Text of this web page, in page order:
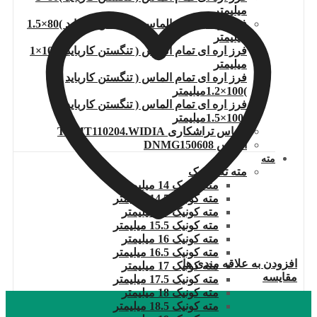
میلیمتر
فرز اره ای تمام الماس ( تنگستن کارباید )80×1.5
میلیمتر
فرز اره ای تمام الماس ( تنگستن کارباید )100×1
میلیمتر
فرز اره ای تمام الماس ( تنگستن کارباید
)100×1.2میلیمتر
فرز اره ای تمام الماس ( تنگستن کارباید
)100×1.5میلیمتر
الماس تراشکاری TCMT110204.WIDIA
الماس DNMG150608
مته
مته ته کونیک
مته کونیک 14 میلیمتر
مته کونیک 14.5 میلیمتر
مته کونیک 15 میلیمتر
مته کونیک 15.5 میلیمتر
مته کونیک 16 میلیمتر
مته کونیک 16.5 میلیمتر
مته کونیک 17 میلیمتر
مته کونیک 17.5 میلیمتر
مته کونیک 18 میلیمتر
مته کونیک 18.5 میلیمتر
افزودن به علاقه مندی ها
مقایسه